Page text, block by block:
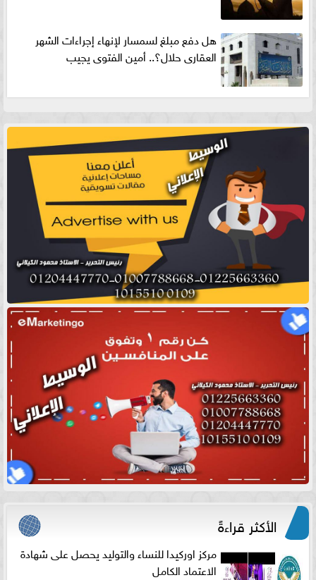
هل دفع مبلغ لسمسار لإنهاء إجراءات الشهر
العقارى حلال؟.. أمين الفتوى يجيب
الأكثر قراءةً
مركز اوركيدا للنساء والتوليد يحصل على شهادة
الاعتماد الكامل